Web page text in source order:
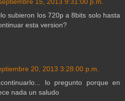
subieron los 720p a 8bits solo hasta
esta version?
20, 2013 3:28:00 p.m.
lo pregunto porque en
nada un saludo